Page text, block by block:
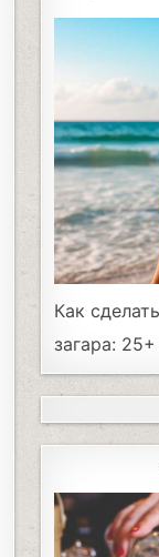
Как
загара: